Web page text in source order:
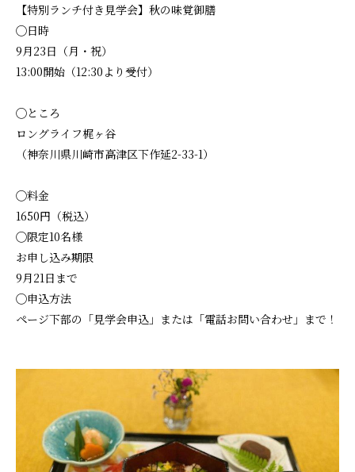
【特別ランチ付き見学会】秋の味覚御膳
◯日時
9月23日（月・祝）
13:00開始（12:30より受付）
◯ところ
ロングライフ梶ヶ谷
（神奈川県川崎市高津区下作延2-33-1）
◯料金
1650円（税込）
◯限定10名様
お申し込み期限
9月21日まで
◯申込方法
ページ下部の「見学会申込」または「電話お問い合わせ」まで！